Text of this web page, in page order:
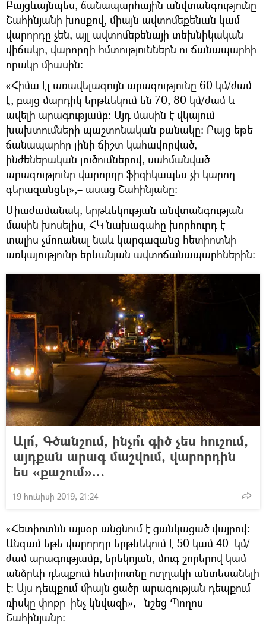
Բայցևայնպես, ճանապարհային անվտանգությունը
Շահինյանի խոսքով, միայն ավտոմեքենան կամ
վարորդը չեն, այլ ավտոմեքենայի տեխնիկական
վիճակը, վարորդի հմտություններն ու ճանապարհի
որակը միասին։
«Հիմա էլ առավելագույն արագությունը 60 կմ/ժամ
է, բայց մարդիկ երթևեկում են 70, 80 կմ/ժամ և
ավելի արագությամբ։ Այդ մասին է վկայում
խախտումների պաշտոնական քանակը։ Բայց եթե
ճանապարհը լինի ճիշտ կահավորված,
ինժեներական լուծումներով, սահմանված
արագությունը վարորդը ֆիզիկապես չի կարող
գերազանցել»,– ասաց Շահինյանը։
Միաժամանակ, երթևեկության անվտանգության
մասին խոսելիս, ՀԿ նախագահը խորհուրդ է
տալիս չմոռանալ նաև կարգազանց հետիոտնի
առկայությունը երևանյան ավտոճանապարհներին։
Ալո՜, Գծանշում, ինչո՞ւ գիծ չես հուշում,
այդքան արագ մաշվում, վարորդին
ես «քաշում»…
19 հունիսի 2019, 21:24
«Հետիոտնն այսօր անցնում է ցանկացած վայրով։
Անգամ եթե վարորդը երթևեկում է 50 կամ 40 կմ/
ժամ արագությամբ, երեկոյան, մուգ շորերով կամ
անձրևի դեպքում հետիոտնը ուղղակի անտեսանելի
է։ Այս դեպքում միայն ցածր արագության դեպքում
ռիսկը փոքր–ինչ կնվազի»,– նշեց Պողոս
Շահինյանը։